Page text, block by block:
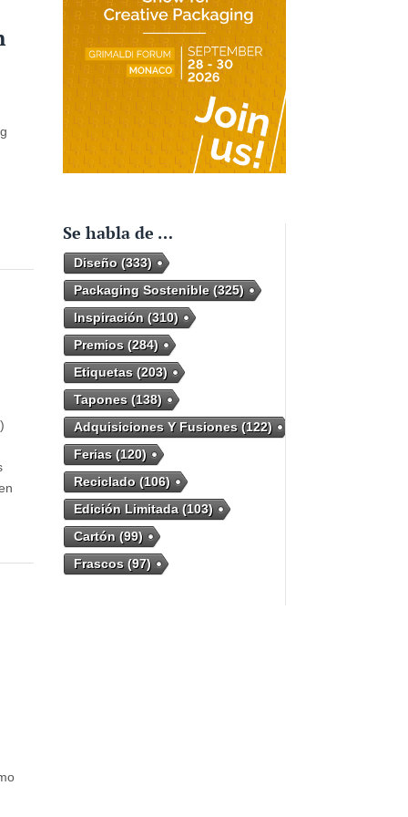
Se habla de …
Diseño(333)
Packaging Sostenible(325)
Inspiración(310)
Premios(284)
Etiquetas(203)
Tapones(138)
Adquisiciones Y Fusiones(122)
Ferias(120)
Reciclado(106)
Edición Limitada(103)
Cartón(99)
Frascos(97)